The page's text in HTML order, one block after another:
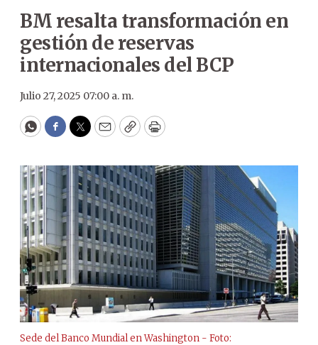
BM resalta transformación en
gestión de reservas
internacionales del BCP
Julio 27, 2025 07:00 a. m.
WhatsApp
Facebook
Twitter
EmailCopyPrint
Sede del Banco Mundial en Washington - Foto: